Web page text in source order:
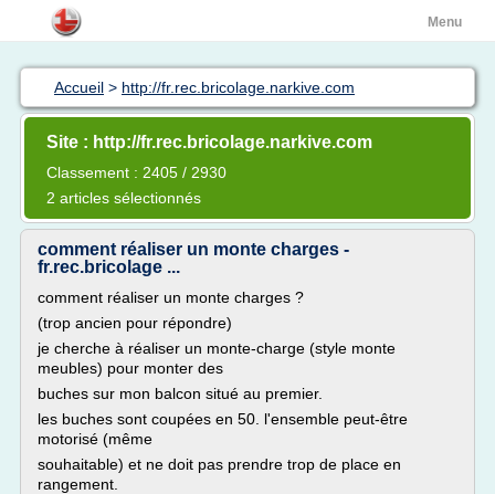
Menu
Accueil > http://fr.rec.bricolage.narkive.com
Site : http://fr.rec.bricolage.narkive.com
Classement : 2405 / 2930
2 articles sélectionnés
comment réaliser un monte charges -
fr.rec.bricolage ...
comment réaliser un monte charges ?
(trop ancien pour répondre)
je cherche à réaliser un monte-charge (style monte
meubles) pour monter des
buches sur mon balcon situé au premier.
les buches sont coupées en 50. l'ensemble peut-être
motorisé (même
souhaitable) et ne doit pas prendre trop de place en
rangement.